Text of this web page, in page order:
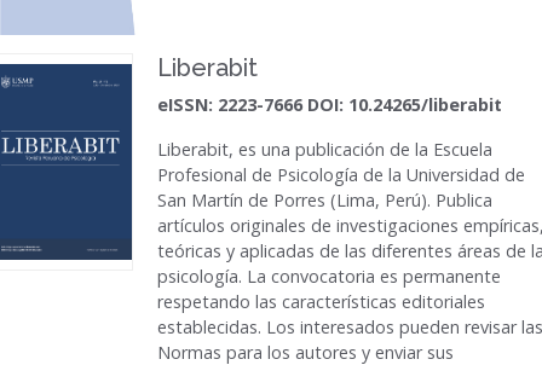
Liberabit
eISSN: 2223-7666 DOI: 10.24265/liberabit
Liberabit, es una publicación de la Escuela
Profesional de Psicología de la Universidad de
San Martín de Porres (Lima, Perú). Publica
artículos originales de investigaciones
teóricas y aplicadas de las diferentes áreas de
psicología. La convocatoria es permanente
respetando las características editoriales
establecidas. Los interesados pueden revisar las
Normas para los autores y enviar sus